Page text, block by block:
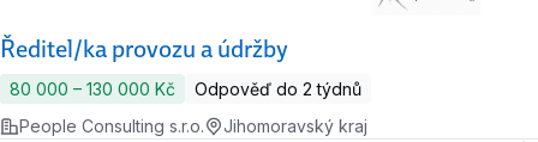
Ředitel/ka provozu a údržby
80 000 ‍–‍ 130 000 Kč
Odpověď do 2 týdnů
People Consulting s.r.o.
Jihomoravský kraj